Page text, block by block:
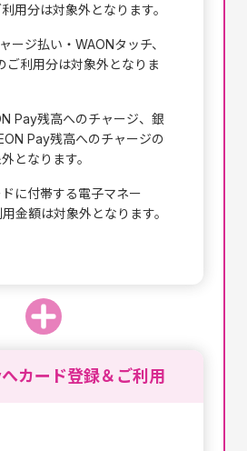
用分は対象外となります。
ージ払い・WAONタッチ、
ご利用分は対象外となりま
Pay残高へのチャージ、銀
Pay残高へのチャージの
となります。
に付帯する電子マネー
金額は対象外となります。
カード登録＆ご利用